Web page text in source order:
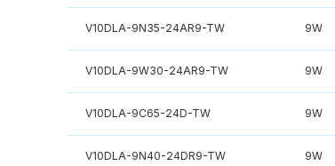
V10DLA-9N35-24AR9-TW 9W
V10DLA-9W30-24AR9-TW 9W
V10DLA-9C65-24D-TW 9W
V10DLA-9N40-24DR9-TW 9W